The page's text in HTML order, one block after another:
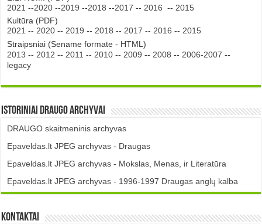
2021 --2020 --2019 --2018 --2017 -- 2016 -- 2015
Kultūra (PDF)
2021 -- 2020 -- 2019 -- 2018 -- 2017 -- 2016 -- 2015
Straipsniai (Sename formate - HTML)
2013 -- 2012 -- 2011 -- 2010 -- 2009 -- 2008 -- 2006-2007 --
legacy
Istoriniai DRAUGO Archyvai
DRAUGO skaitmeninis archyvas
Epaveldas.lt JPEG archyvas - Draugas
Epaveldas.lt JPEG archyvas - Mokslas, Menas, ir Literatūra
Epaveldas.lt JPEG archyvas - 1996-1997 Draugas anglų kalba
Kontaktai